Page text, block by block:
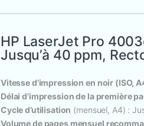
HP LaserJet Pro
Jusqu’à 40 ppm,
Vitesse d’impression en noir (ISO,
Délai d’impression de la première
Cycle d’utilisation (mensuel, A4) :
Volume de pages mensuel